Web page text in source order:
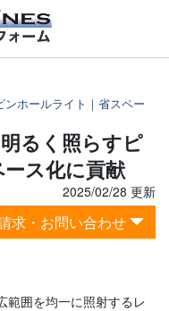
ンホールライト｜省スペー
るく照らすピ
ス化に貢献
2025/02/28 更新
求・お問い合わせ
囲を均一に照射するレ